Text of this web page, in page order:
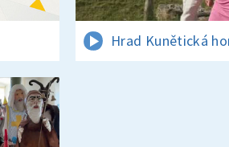
Hrad Kunětická